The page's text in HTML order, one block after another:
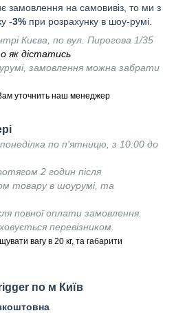
замовлення на самовивіз, то ми з
-3% при розрахунку в шоу-румі.
Києва, по вул. Пирогова 1/35
як дістатись
замовлення можна забрати
уточнить наш менеджер
по п'ятницю, з 10:00 до
2 годин після
товару в шоурумі, та
повної оплати замовлення.
перевізником.
вагу в 20 кг, та габарити
по м Київ